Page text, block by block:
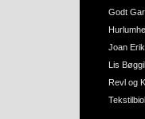
Godt
Joan
Lis
Revl og